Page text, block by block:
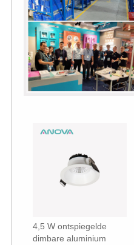
4,5 W ontspiegelde
dimbare aluminium